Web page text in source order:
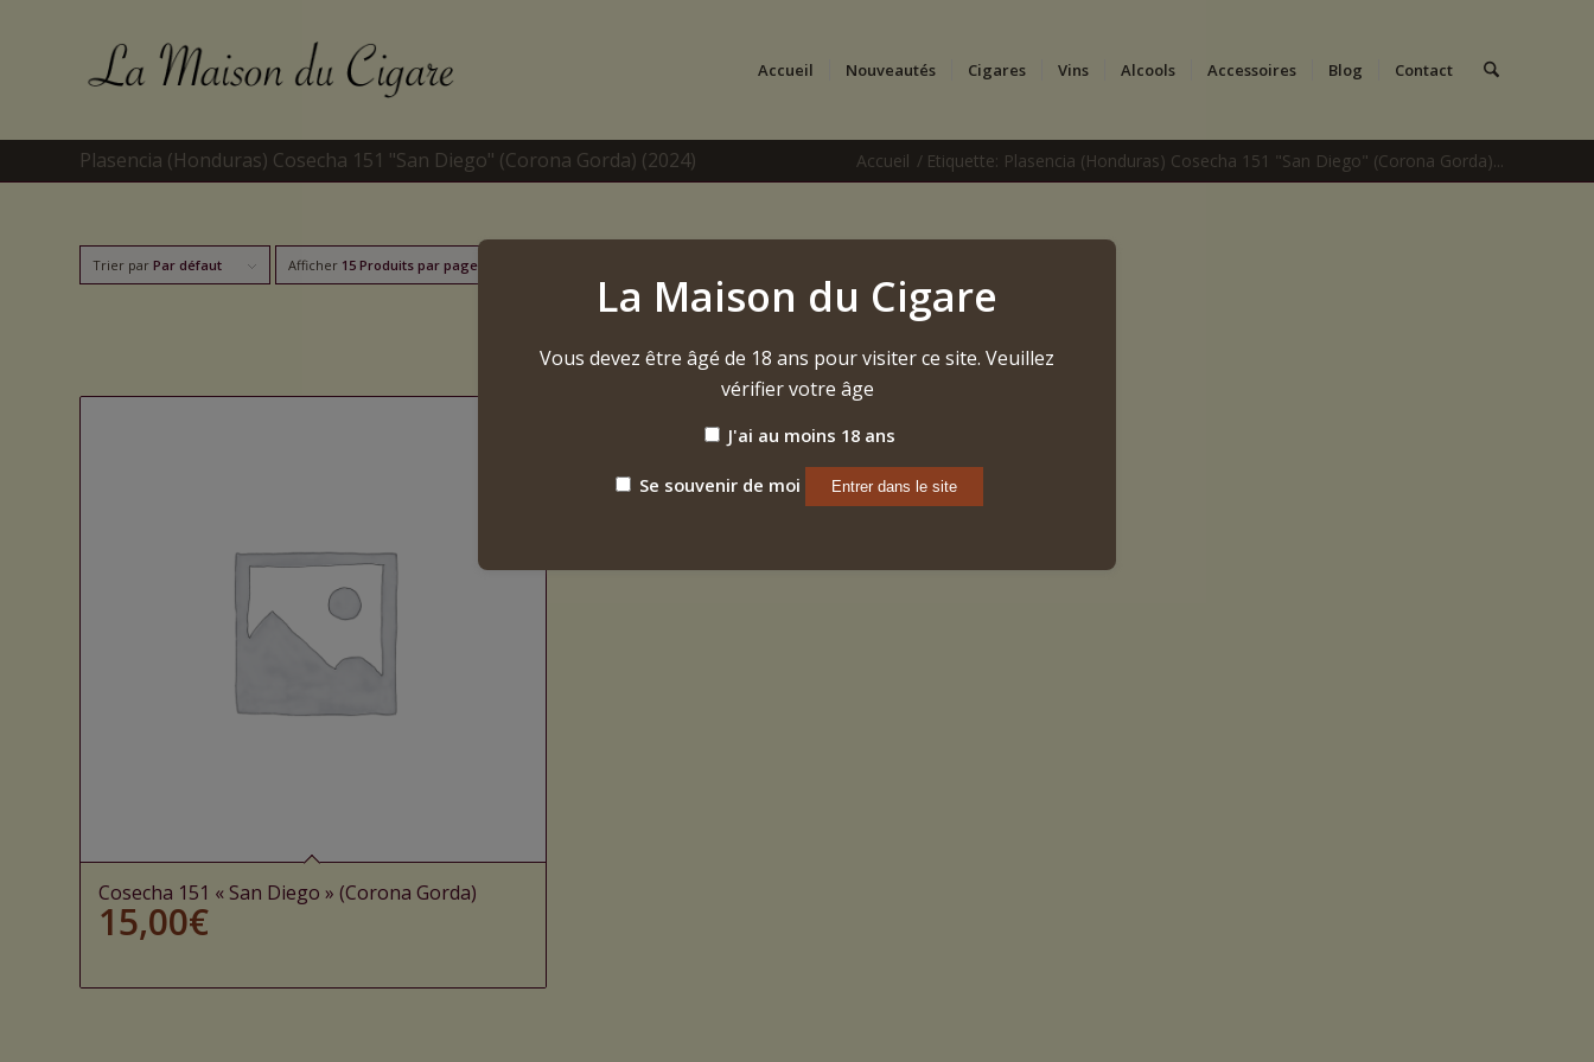
Accueil Nouveautés Cigares Vins Alcools Accessoires Blog Contact
Plasencia (Honduras) Cosecha 151 "San Diego" (Corona Gorda) (2024) Accueil / Etiquette: Plasencia (Honduras) Cosecha 151 "San Diego" (Corona Gorda)...
Trier par Par défaut Afficher 15 Produits par page
Cosecha 151 « San Diego » (Corona Gorda)
15,00€
La Maison du Cigare
Vous devez être âgé de 18 ans pour visiter ce site. Veuillez
vérifier votre âge
J'ai au moins 18 ans
Se souvenir de moi